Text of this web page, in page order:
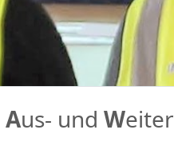
Aus- und W